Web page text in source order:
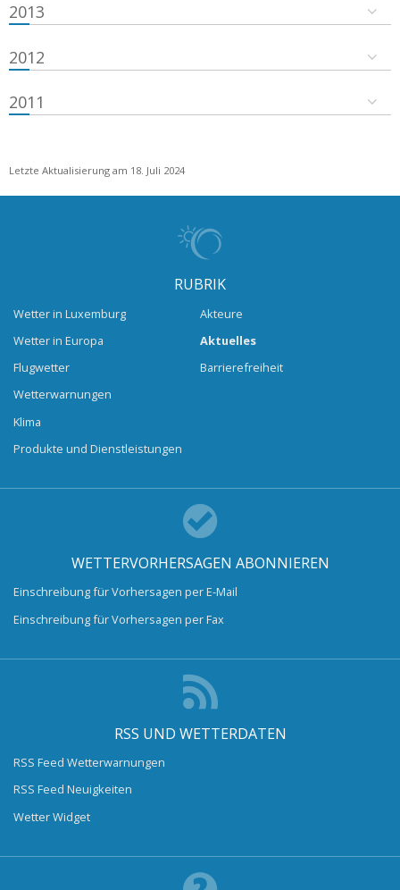
2013
2012
2011
Letzte Aktualisierung am 18. Juli 2024
RUBRIK
Wetter in Luxemburg
Wetter in Europa
Flugwetter
Wetterwarnungen
Klima
Produkte und Dienstleistungen
Akteure
Aktuelles
Barrierefreiheit
WETTERVORHERSAGEN ABONNIEREN
Einschreibung für Vorhersagen per E-Mail
Einschreibung für Vorhersagen per Fax
RSS UND WETTERDATEN
RSS Feed Wetterwarnungen
RSS Feed Neuigkeiten
Wetter Widget